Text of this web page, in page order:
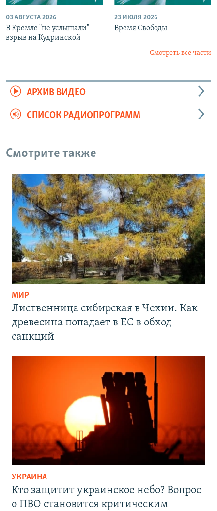
03 АВГУСТА 2026
В Кремле "не услышали"
взрыв на Кудринской
23 ИЮЛЯ 2026
Время Свободы
Смотреть все части
АРХИВ ВИДЕО
СПИСОК РАДИОПРОГРАММ
Смотрите также
МИР
Лиственница сибирская в Чехии. Как
древесина попадает в ЕС в обход
санкций
УКРАИНА
Кто защитит украинское небо? Вопрос
о ПВО становится критическим